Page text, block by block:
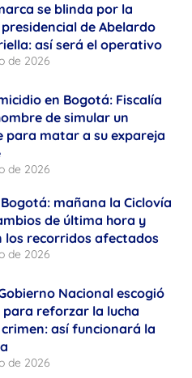
se blinda por la
de Abelardo
así será el operativo
de 2026
en Bogotá: Fiscalía
de simular un
para matar a su expareja
de 2026
mañana la Ciclovía
de última hora y
los recorridos afectados
de 2026
Nacional escogió
para reforzar la lucha
así funcionará la
de 2026